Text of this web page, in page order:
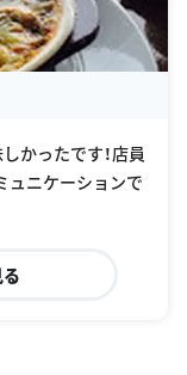
かったです！店員
ュニケーションで